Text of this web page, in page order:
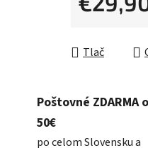
Jednotková
Tlač
Poštovné ZDARMA
50€
po celom Slovensku a